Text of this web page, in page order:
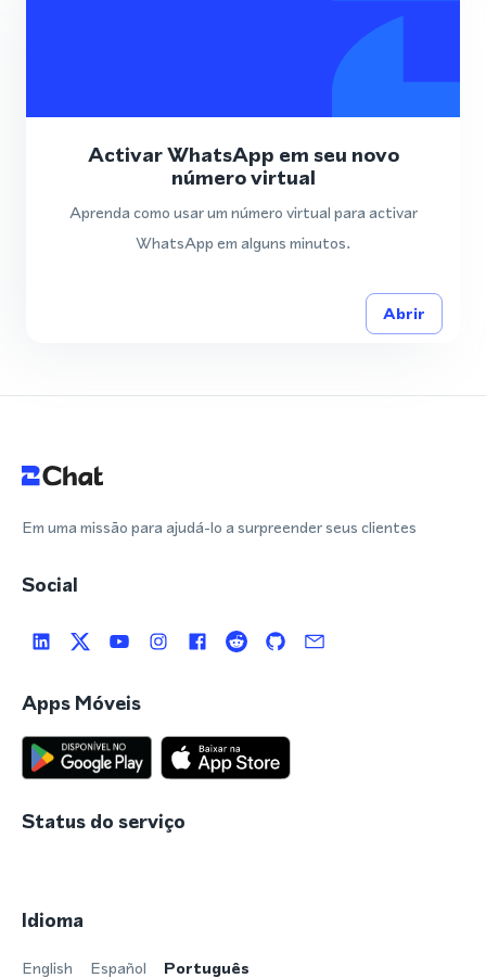
Activar WhatsApp em seu novo
número virtual
Aprenda como usar um número virtual para activar
WhatsApp em alguns minutos.
Abrir
Em uma missão para ajudá-lo a surpreender seus clientes
Social
Apps Móveis
Status do serviço
Idioma
English Español Português